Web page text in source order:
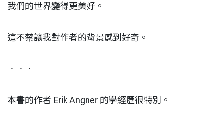
我們的世界變得更美好。
這不禁讓我對作者的背景感到好奇。
．．．
本書的作者 Erik Angner 的學經歷很特別。